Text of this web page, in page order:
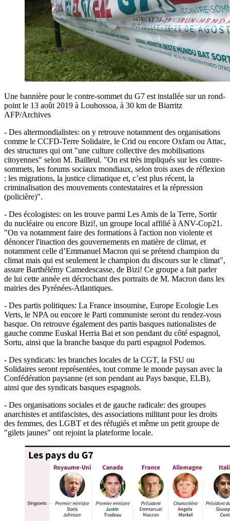
Une bannière pour le contre-sommet du G7 est installée sur un rond-
point le 13 août 2019 à Louhossoa, à 30 km de Biarritz
AFP/Archives
- Des altermondialistes: on y retrouve notamment des organisations
comme le CCFD-Terre Solidaire, le Crid ou encore Oxfam ou Attac,
des structures qui ont "une culture collective des mobilisations
citoyennes" selon M. Bailleul. "On est très impliqués sur les contre-
sommets, les forums sociaux mondiaux, selon trois axes de réflexion
: les migrations, la justice climatique et, c’est plus récent, la
criminalisation des mouvements contestataires et la répression
(policière)".
- Des écologistes: on les trouve parmi Les Amis de la Terre, Sortir
du nucléaire ou encore Bizi!, un groupe local affilié à ANV-Cop21.
"On va notamment faire des formations à l'action non violente et
dénoncer l'inaction des gouvernements en matière de climat, et
notamment celle d’Emmanuel Macron qui se prétend champion du
climat mais qui est seulement le champion du discours sur le climat",
assure Barthélémy Camedescasse, de Bizi! Ce groupe a fait parler
de lui cette année en décrochant des portraits de M. Macron dans les
mairies des Pyrénées-Atlantiques.
- Des partis politiques: La France insoumise, Europe Ecologie Les
Verts, le NPA ou encore le Parti communiste seront du rendez-vous
basque. On retrouve également des partis basques nationalistes de
gauche comme Euskal Herria Bai et son pendant du côté espagnol,
Sortu, ainsi que la branche basque du parti espagnol Podemos.
- Des syndicats: les branches locales de la CGT, la FSU ou
Solidaires seront représentées, tout comme le monde paysan avec la
Confédération paysanne (et son pendant au Pays basque, ELB),
ainsi que des syndicats basques espagnols.
- Des organisations sociales et de gauche radicale: des groupes
anarchistes et antifascistes, des associations militant pour les droits
des femmes, des LGBT et des réfugiés et même un petit groupe de
"gilets jaunes" ont rejoint la plateforme locale.